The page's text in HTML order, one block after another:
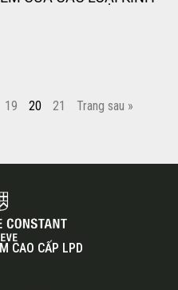
19 20 21 Trang sau »
CAO CẤP LPD